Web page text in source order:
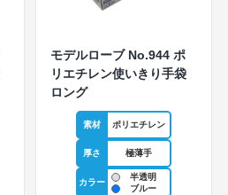
モデルローブ No.944 ポ
リエチレン使いきり手袋
ロング
素材 ポリエチレン
厚さ 極薄手
カラー
半透明
ブルー